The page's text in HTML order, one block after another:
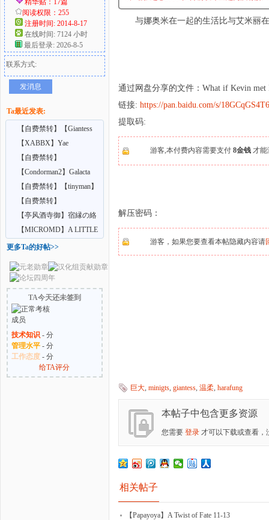
好
阅读权限：255
注册时间: 2014-8-17
在线时间: 7124 小时
最后登录: 2026-8-5
联系方式:
发消息
Ta最近发表:
【自费禁转】【Giantess
Shrinking Feet】A
【XABBX】Yae
Confidential training
【自费禁转】
【Vrgiantess】Your school
【Condorman2】Galacta
【自费禁转】【tinyman】
Ep9 extra – Lurk
【自费禁转】
【AdultingX】Giantess Feet
【亭风酒寺御】宿縁の絡
み合い
【MICROMD】A LITTLE
MAGIC 8-9
更多Ta的好帖>>
TA今天还未签到
技术知识- 分
管理水平- 分
工作态度- 分
给TA评分
与娜奥米在一起的生活比与艾米丽
通过网盘分享的文件：What if Kevin met
链接: https://pan.baidu.com/s/
提取码:
游客,本付费内容需要支付 8金钱 才能
解压密码：
游客，如果您要查看本帖隐藏内容请
巨大, minigts, giantess, 温柔, harafung
本帖子中包含更多资源
您需要 登录 才可以下载或查看，
相关帖子
【Papayoya】A Twist of Fate 11-13